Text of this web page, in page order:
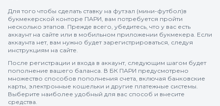
Для того чтобы сделать ставку на футзал (мини-футбол)в
букмекерской конторе ПАРИ, вам потребуется пройти
несколько этапов. Прежде всего, убедитесь, что у вас есть
аккаунт на сайте или в мобильном приложении букмекера. Если
аккаунта нет, вам нужно будет зарегистрироваться, следуя
инструкциям на сайте.
После регистрации и входа в аккаунт, следующим шагом будет
пополнение вашего баланса. В БК ПАРИ предусмотрено
множество способов пополнения счета, включая банковские
карты, электронные кошельки и другие платежные системы.
Выберите наиболее удобный для вас способ и внесите
средства.